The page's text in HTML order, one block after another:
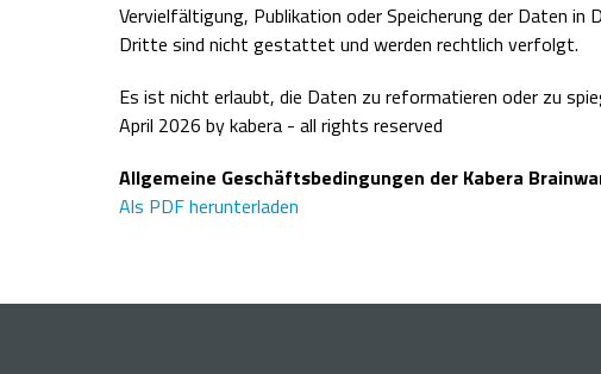
Vervielfältigung, Publikation oder Speicherung der Daten
Dritte sind nicht gestattet und werden rechtlich verfolgt.
Es ist nicht erlaubt, die Daten zu reformatieren oder zu
April 2026 by kabera - all rights reserved
Allgemeine Geschäftsbedingungen der Kabera
Als PDF herunterladen